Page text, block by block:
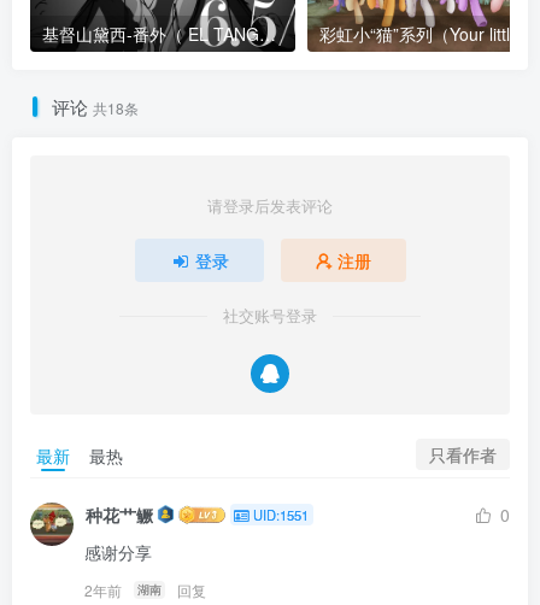
基督山黛西-番外（ EL TANGO DE ROXANNE ）
评论 共18条
请登录后发表评论
登录 注册
社交账号登录
最新 最热 只看作者
种花艹鳜 UID:1551
0
感谢分享
2年前 湖南 回复